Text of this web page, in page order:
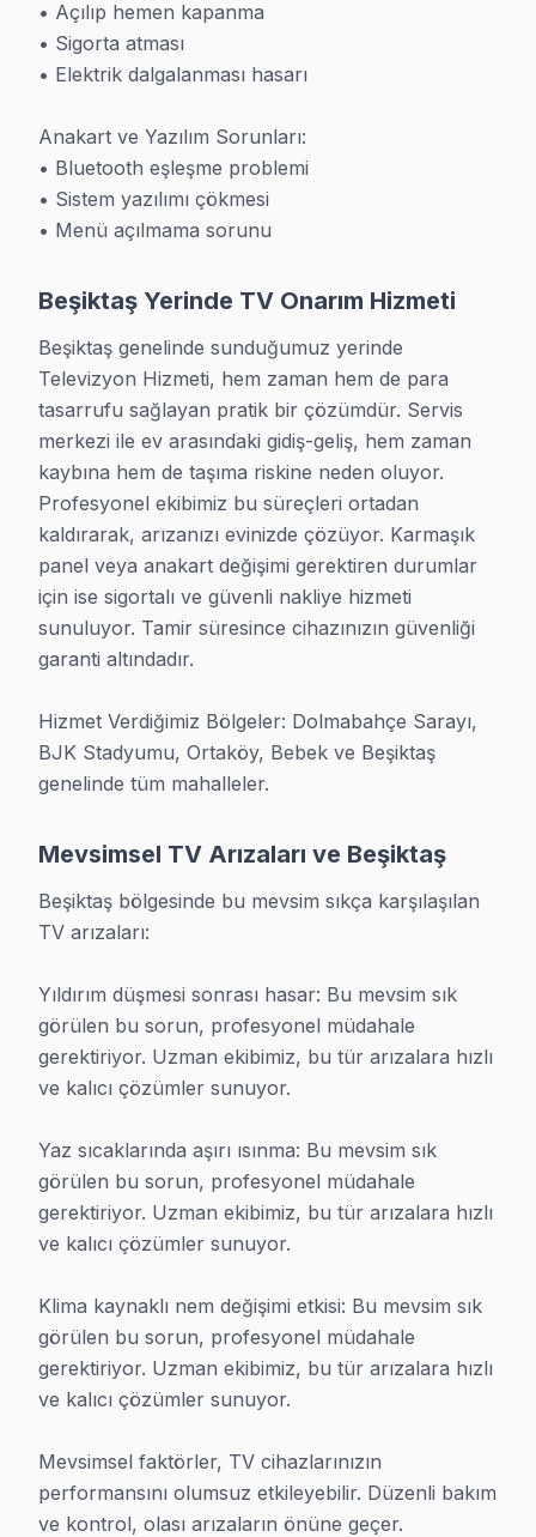
· Bahçelievler Servisi
· Bakırköy Servisi
· Beykoz Servisi
· Beylikdüzü Servisi
Beşiktaş TV Servis - Garantili Tamir Hizmeti
Beşiktaş'da yaşayan binlerce kişi gibi LED TV'niz de
Bir noktaya dikkat çekelim: Dolmabahçe Sarayı
Kısaca özetlersek, tamir işlemi öncesi fotoğraf
Hangi Markaları ve Arızaları Tamir Ediyoruz?
TV teknisyeni olarak Beşiktaş'da 40+ markada
• Lider markalar: Samsung QLED, LG OLED, Sony
• Türk markaları: Vestel, Arçelik, Beko ve alt
• Panel tipleri: LED, OLED, QLED, FALD, NanoCell —
Arıza tespiti bitti mi? Ücret yok. Teklif onayladınız
En Sık Karşılaşılan TV Arızaları
• panel açılmıyor veya standby'da kalıyor — çoğu
• Ekranda çizgi, leke, karartma, donma — panel, T-
• Smart akıllı TV sorunları — Wi-Fi bağlanmıyor,
» Bu arızaların çoğu aynı gün çözülüyor. Bizi arayın,
Yerinde TV Tamiri
• Deniz ulaşımı ve Metrobüs ve Otobüs hatları
• Aynı gün randevu, çoğunlukla 1-2 saat içinde
• Teknisyen tam donanımlı geliyor — çoğu arıza
Fabrika Servis olarak Avrupa Yakası'nın her
Neden Bizi Seçiyorlar?
Beşiktaş sakinleri bizi neden tercih ediyor?
• Şeffaf fiyat: Teşhis sonrası net rakam söylüyoruz.
• Açılıp hemen kapanma
• Sigorta atması
• Elektrik dalgalanması hasarı
Anakart ve Yazılım Sorunları:
• Bluetooth eşleşme problemi
• Sistem yazılımı çökmesi
• Menü açılmama sorunu
Beşiktaş Yerinde TV Onarım Hizmeti
Beşiktaş genelinde sunduğumuz yerinde
Televizyon Hizmeti, hem zaman hem de para
tasarrufu sağlayan pratik bir çözümdür. Servis
merkezi ile ev arasındaki gidiş-geliş, hem zaman
kaybına hem de taşıma riskine neden oluyor.
Profesyonel ekibimiz bu süreçleri ortadan
kaldırarak, arızanızı evinizde çözüyor. Karmaşık
panel veya anakart değişimi gerektiren durumlar
için ise sigortalı ve güvenli nakliye hizmeti
sunuluyor. Tamir süresince cihazınızın güvenliği
garanti altındadır.
Hizmet Verdiğimiz Bölgeler: Dolmabahçe Sarayı,
BJK Stadyumu, Ortaköy, Bebek ve Beşiktaş
genelinde tüm mahalleler.
Mevsimsel TV Arızaları ve Beşiktaş
Beşiktaş bölgesinde bu mevsim sıkça karşılaşılan
TV arızaları:
Yıldırım düşmesi sonrası hasar: Bu mevsim sık
görülen bu sorun, profesyonel müdahale
gerektiriyor. Uzman ekibimiz, bu tür arızalara hızlı
ve kalıcı çözümler sunuyor.
Yaz sıcaklarında aşırı ısınma: Bu mevsim sık
görülen bu sorun, profesyonel müdahale
gerektiriyor. Uzman ekibimiz, bu tür arızalara hızlı
ve kalıcı çözümler sunuyor.
Klima kaynaklı nem değişimi etkisi: Bu mevsim sık
görülen bu sorun, profesyonel müdahale
gerektiriyor. Uzman ekibimiz, bu tür arızalara hızlı
ve kalıcı çözümler sunuyor.
Mevsimsel faktörler, TV cihazlarınızın
performansını olumsuz etkileyebilir. Düzenli bakım
ve kontrol, olası arızaların önüne geçer.